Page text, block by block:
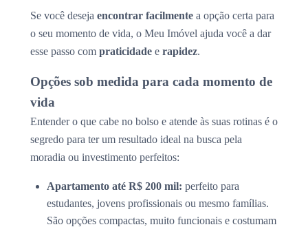
Se você deseja encontrar facilmente a opção certa para
o seu momento de vida, o Meu Imóvel ajuda você a dar
esse passo com praticidade e rapidez.
Opções sob medida para cada momento de
vida
Entender o que cabe no bolso e atende às suas rotinas é o
segredo para ter um resultado ideal na busca pela
moradia ou investimento perfeitos:
Apartamento até R$ 200 mil: perfeito para
estudantes, jovens profissionais ou mesmo famílias.
São opções compactas, muito funcionais e costumam